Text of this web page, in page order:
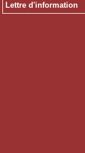
Lettre d'information